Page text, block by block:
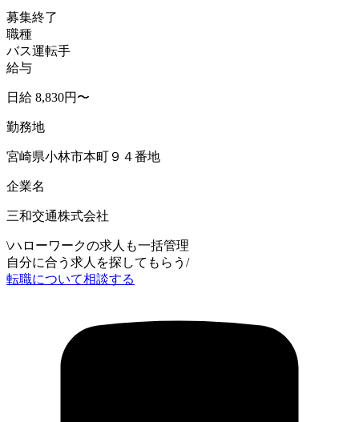
募集終了
職種
バス運転手
給与
日給 8,830円〜
勤務地
宮崎県小林市本町９４番地
企業名
三和交通株式会社
\ハローワークの求人も一括管理
自分に合う求人を探してもらう /
転職について相談する